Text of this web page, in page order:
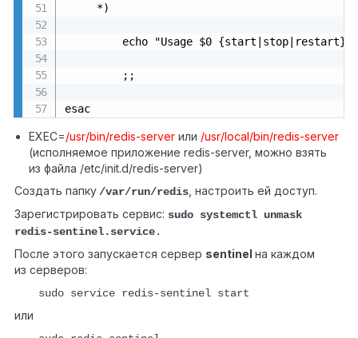
     *)
         echo "Usage $0 {start|stop|restart}"
         ;;
esac
EXEC=/usr/bin/redis-server или /usr/local/bin/redis-server
(исполняемое приложение redis-server, можно взять
из файла /etc/init.d/redis-server)
Cоздать папку/var/run/redis , настроить ей доступ.
Зарегистрировать сервис: sudo systemctl unmask
redis-sentinel.service.
После этого запускается сервер sentinel на каждом
из серверов:
sudo service redis-sentinel start
или